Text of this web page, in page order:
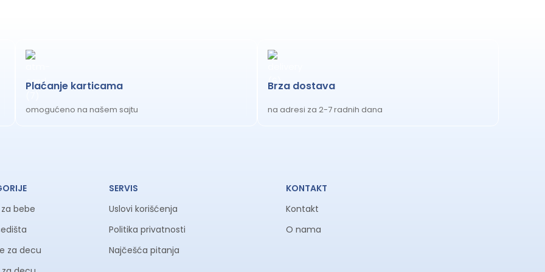
Plaćanje karticama
omogućeno na našem sajtu
Brza dostava
na adresi za 2-7 radnih dana
bebe
za decu
SERVIS
Uslovi korišćenja
Politika privatnosti
Najčešća pitanja
KONTAKT
Kontakt
O nama